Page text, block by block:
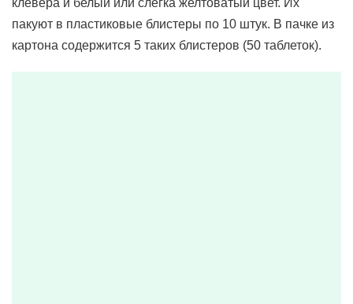
клевера и белый или слегка желтоватый цвет. Их
пакуют в пластиковые блистеры по 10 штук. В пачке из
картона содержится 5 таких блистеров (50 таблеток).